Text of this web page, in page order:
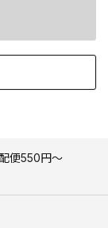
便550円〜